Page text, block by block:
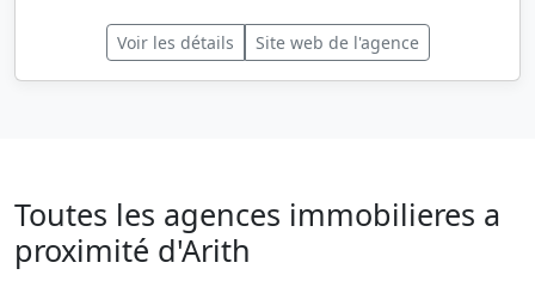
Voir les détails Site web de l'agence
Toutes les agences immobilieres a
proximité d'Arith